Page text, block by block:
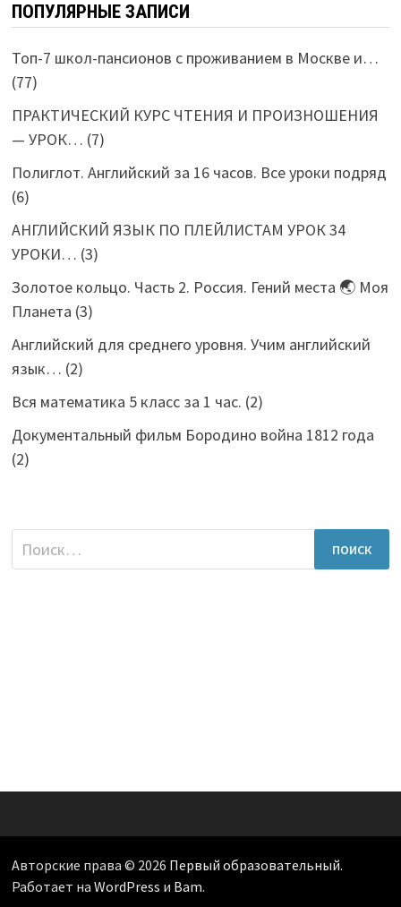
ПОПУЛЯРНЫЕ ЗАПИСИ
Топ-7 школ-пансионов с проживанием в Москве и…
(77)
ПРАКТИЧЕСКИЙ КУРС ЧТЕНИЯ И ПРОИЗНОШЕНИЯ
— УРОК… (7)
Полиглот. Английский за 16 часов. Все уроки подряд
(6)
АНГЛИЙСКИЙ ЯЗЫК ПО ПЛЕЙЛИСТАМ УРОК 34
УРОКИ… (3)
Золотое кольцо. Часть 2. Россия. Гений места 🌏 Моя
Планета (3)
Английский для среднего уровня. Учим английский
язык… (2)
Вся математика 5 класс за 1 час. (2)
Документальный фильм Бородино война 1812 года
(2)
Найти:
Авторские права © 2026 Первый образовательный.
Работает на WordPress и Bam.